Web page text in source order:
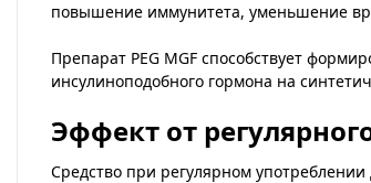
повышение иммунитета, уменьшение
Препарат PEG MGF способствует
инсулиноподобного гормона на
Эффект от
Средство при регулярном